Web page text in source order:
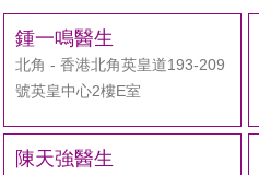
鍾一鳴醫生
北角 - 香港北角英皇道193-209
號英皇中心2樓E室
陳天強醫生